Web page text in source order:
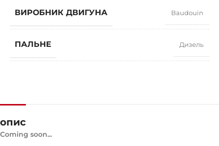
ВИРОБНИК ДВИГУНА Baudouin
ПАЛЬНЕ Дизель
ШВИДКІСТЬ
СИЛА СТРУМУ
опис
Coming soon...